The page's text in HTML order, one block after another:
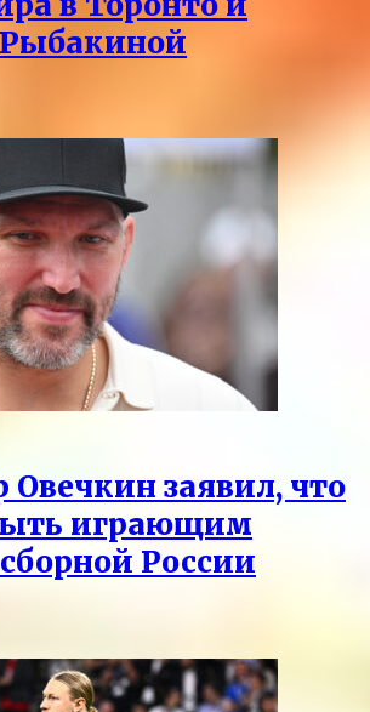
Рыбакиной
Овечкин заявил, что
играющим
России